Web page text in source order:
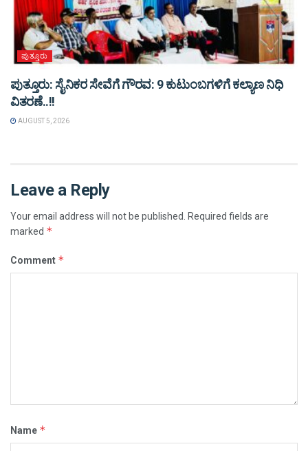
ಪುತ್ತೂರು
ಪುತ್ತೂರು: ಸೈನಿಕರ ಸೇವೆಗೆ ಗೌರವ: 9 ಕುಟುಂಬಗಳಿಗೆ ಕಲ್ಯಾಣ ನಿಧಿ
ವಿತರಣೆ..!!
AUGUST 5, 2026
Leave a Reply
Your email address will not be published.
Required fields are
marked *
Comment *
Name *